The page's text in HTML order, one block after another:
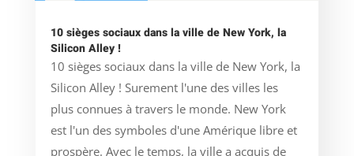
10 sièges sociaux dans la ville de New York, la
Silicon Alley !
10 sièges sociaux dans la ville de New York, la
Silicon Alley ! Surement l'une des villes les
plus connues à travers le monde. New York
est l'un des symboles d'une Amérique libre et
prospère. Avec le temps, la ville a acquis de